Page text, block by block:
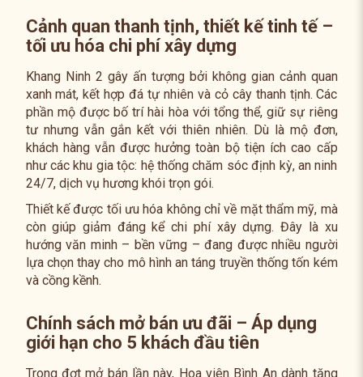
Cảnh quan thanh tịnh, thiết kế tinh tế –
tối ưu hóa chi phí xây dựng
Khang Ninh 2 gây ấn tượng bởi không gian cảnh quan
xanh mát, kết hợp đá tự nhiên và cỏ cây thanh tịnh. Các
phần mộ được bố trí hài hòa với tổng thể, giữ sự riêng
tư nhưng vẫn gắn kết với thiên nhiên. Dù là mộ đơn,
khách hàng vẫn được hưởng toàn bộ tiện ích cao cấp
như các khu gia tộc: hệ thống chăm sóc định kỳ, an ninh
24/7, dịch vụ hương khói trọn gói.
Thiết kế được tối ưu hóa không chỉ về mặt thẩm mỹ, mà
còn giúp giảm đáng kể chi phí xây dựng. Đây là xu
hướng văn minh – bền vững – đang được nhiều người
lựa chọn thay cho mô hình an táng truyền thống tốn kém
và cồng kềnh.
Chính sách mở bán ưu đãi – Áp dụng
giới hạn cho 5 khách đầu tiên
Trong đợt mở bán lần này, Hoa viên Bình An dành tặng